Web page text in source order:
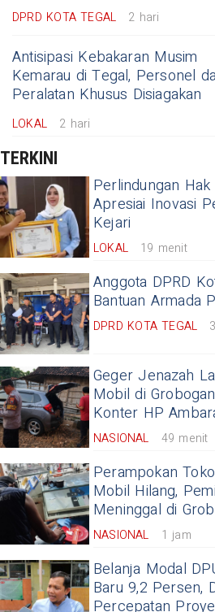
DPRD KOTA TEGAL 2 hari
Antisipasi Kebakaran Musim
Kemarau di Tegal, Personel
Peralatan Khusus Disiagakan
LOKAL 2 hari
TERKINI
Perlindungan
Apresiai Inovasi
Kejari
LOKAL 19 menit
Anggota DPRD
Bantuan Armada
DPRD KOTA TEGAL
Geger Jenazah
Mobil di
Konter HP
NASIONAL 49 menit
Perampokan
Mobil Hilang,
Meninggal di
NASIONAL 1 jam
Belanja Modal
Baru 9,2 Persen,
Percepatan